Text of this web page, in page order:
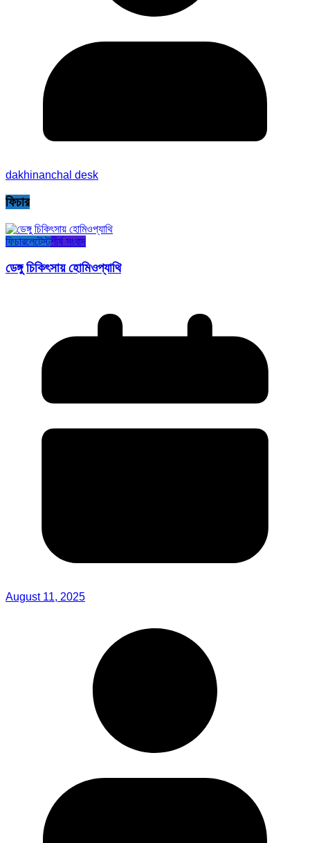
dakhinanchal desk
ফিচার
ফিচারলেটেস্টশীর্ষ সংবাদ
ডেঙ্গু চিকিৎসায় হোমিওপ্যাথি
August 11, 2025